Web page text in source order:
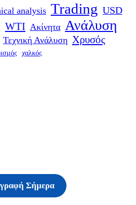
analysis Trading USD
WTI Ακίνητα Ανάλυση
Τεχνική Ανάλυση Χρυσός
χαλκός
Σήμερα